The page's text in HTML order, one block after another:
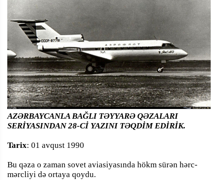
AZƏRBAYCANLA BAĞLI TƏYYARƏ QƏZALARI
SERİYASINDAN 28-Cİ YAZINI TƏQDİM EDİRİK.
Tarix: 01 avqust 1990
Bu qəza o zaman sovet aviasiyasında hökm sürən hərc-
mərcliyi də ortaya qoydu.